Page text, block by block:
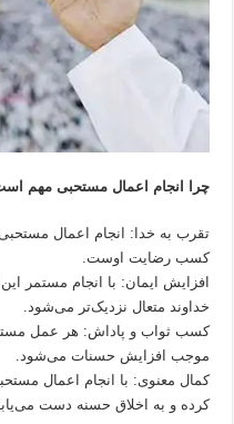
چرا انجام اعمال مستحبی مهم
تقرب به خدا: انجام اعمال
کسب رضایت اوست.
افزایش ایمان: با انجام مستمر
خداوند متعال نزدیک‌تر می‌شود.
کسب ثواب و پاداش: هر عمل
موجب افزایش حسنات می‌شود.
کمال معنوی: با انجام اعمال
کرده و به اخلاق حسنه دست